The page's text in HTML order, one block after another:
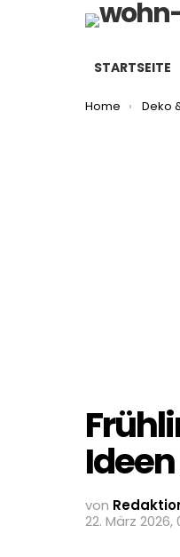
STARTSEITE
You are here:
Home Deko
von
22. März 2026,